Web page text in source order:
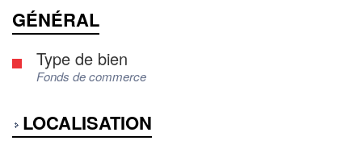
GÉNÉRAL
Type de bien
Fonds de commerce
LOCALISATION